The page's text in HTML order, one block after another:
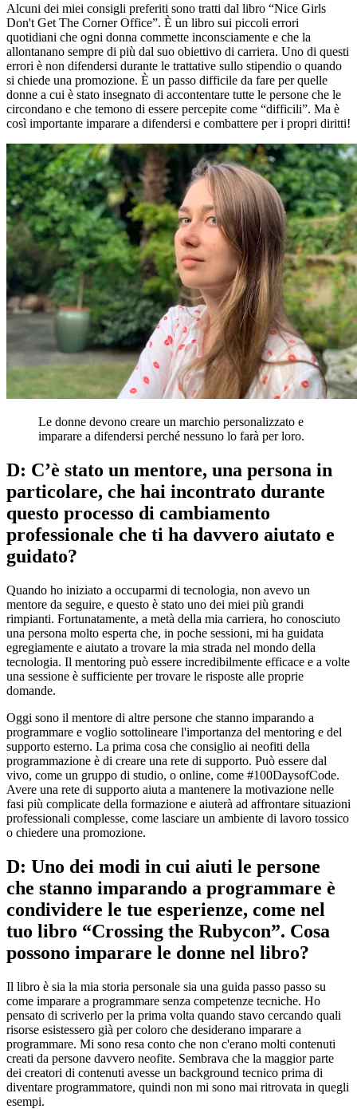
Alcuni dei miei consigli preferiti sono tratti dal libro “Nice Girls
Don't Get The Corner Office”. È un libro sui piccoli errori
quotidiani che ogni donna commette inconsciamente e che la
allontanano sempre di più dal suo obiettivo di carriera. Uno di questi
errori è non difendersi durante le trattative sullo stipendio o quando
si chiede una promozione. È un passo difficile da fare per quelle
donne a cui è stato insegnato di accontentare tutte le persone che le
circondano e che temono di essere percepite come “difficili”. Ma è
così importante imparare a difendersi e combattere per i propri diritti!
Le donne devono creare un marchio personalizzato e
imparare a difendersi perché nessuno lo farà per loro.
D: C’è stato un mentore, una persona in
particolare, che hai incontrato durante
questo processo di cambiamento
professionale che ti ha davvero aiutato e
guidato?
Quando ho iniziato a occuparmi di tecnologia, non avevo un
mentore da seguire, e questo è stato uno dei miei più grandi
rimpianti. Fortunatamente, a metà della mia carriera, ho conosciuto
una persona molto esperta che, in poche sessioni, mi ha guidata
egregiamente e aiutato a trovare la mia strada nel mondo della
tecnologia. Il mentoring può essere incredibilmente efficace e a volte
una sessione è sufficiente per trovare le risposte alle proprie
domande.
Oggi sono il mentore di altre persone che stanno imparando a
programmare e voglio sottolineare l'importanza del mentoring e del
supporto esterno. La prima cosa che consiglio ai neofiti della
programmazione è di creare una rete di supporto. Può essere dal
vivo, come un gruppo di studio, o online, come #100DaysofCode.
Avere una rete di supporto aiuta a mantenere la motivazione nelle
fasi più complicate della formazione e aiuterà ad affrontare situazioni
professionali complesse, come lasciare un ambiente di lavoro tossico
o chiedere una promozione.
D: Uno dei modi in cui aiuti le persone
che stanno imparando a programmare è
condividere le tue esperienze, come nel
tuo libro “Crossing the Rubycon”. Cosa
possono imparare le donne nel libro?
Il libro è sia la mia storia personale sia una guida passo passo su
come imparare a programmare senza competenze tecniche. Ho
pensato di scriverlo per la prima volta quando stavo cercando quali
risorse esistessero già per coloro che desiderano imparare a
programmare. Mi sono resa conto che non c'erano molti contenuti
creati da persone davvero neofite. Sembrava che la maggior parte
dei creatori di contenuti avesse un background tecnico prima di
diventare programmatore, quindi non mi sono mai ritrovata in quegli
esempi.